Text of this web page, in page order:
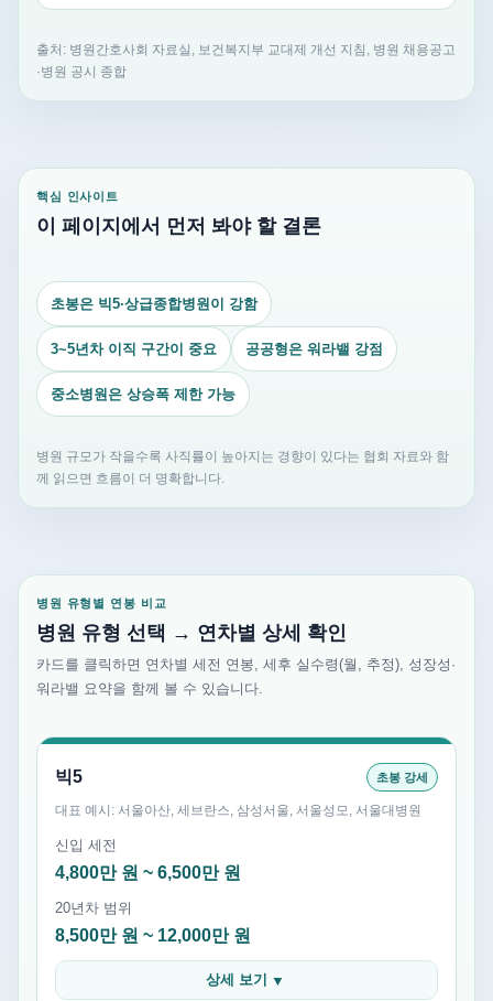
출처: 병원간호사회 자료실, 보건복지부 교대제 개선 지침, 병원 채용공고
·병원 공시 종합
핵심 인사이트
이 페이지에서 먼저 봐야 할 결론
초봉은 빅5·상급종합병원이 강함
3~5년차 이직 구간이 중요 공공형은 워라밸 강점
중소병원은 상승폭 제한 가능
병원 규모가 작을수록 사직률이 높아지는 경향이 있다는 협회 자료와 함
께 읽으면 흐름이 더 명확합니다.
병원 유형별 연봉 비교
병원 유형 선택 → 연차별 상세 확인
카드를 클릭하면 연차별 세전 연봉, 세후 실수령(월, 추정), 성장성·
워라밸 요약을 함께 볼 수 있습니다.
빅5 초봉 강세
대표 예시: 서울아산, 세브란스, 삼성서울, 서울성모, 서울대병원
신입 세전
4,800만 원 ~ 6,500만 원
20년차 범위
8,500만 원 ~ 12,000만 원
상세 보기 ▼